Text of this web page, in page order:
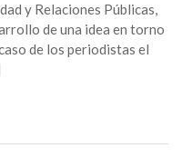
y Relaciones Públicas,
de una idea en torno
de los periodistas el